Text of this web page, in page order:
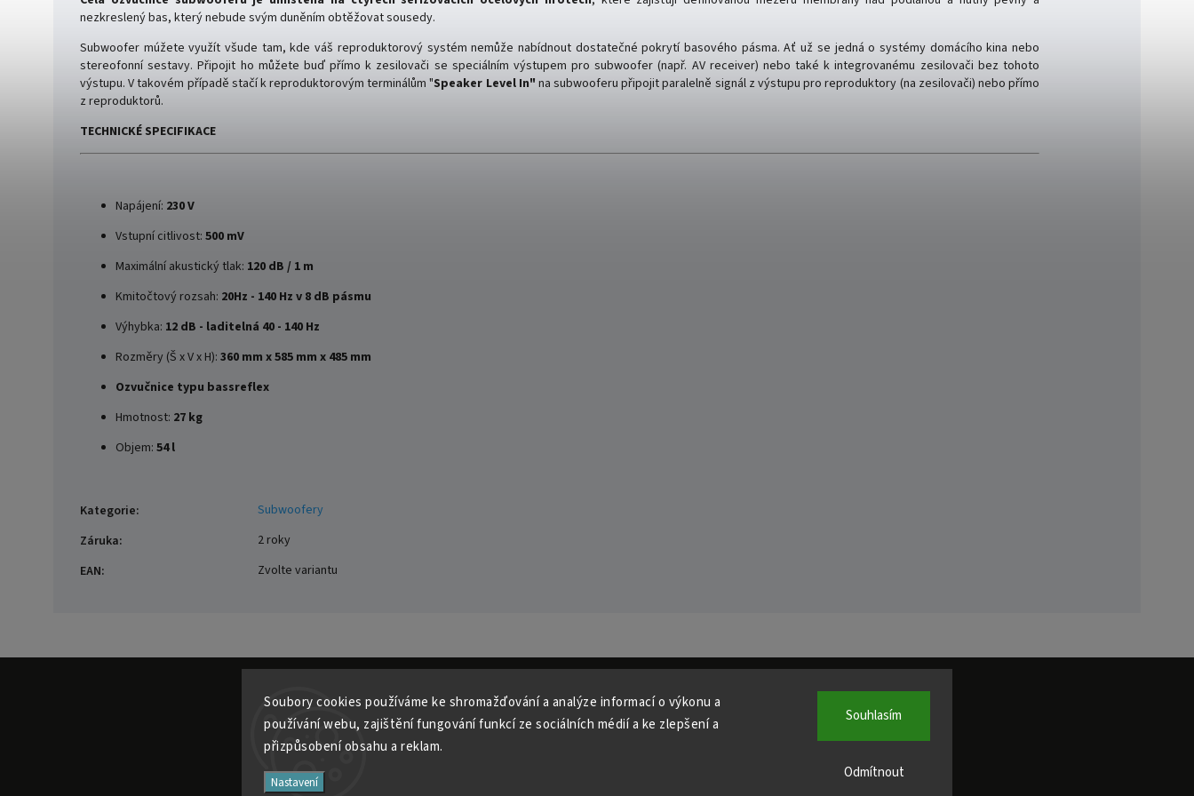
Soubory cookies používáme ke shromažďování a analýze informací o výkonu a
používání webu, zajištění fungování funkcí ze sociálních médií a ke zlepšení a
přizpůsobení obsahu a reklam.
Nastavení
Odmítnout
Souhlasím
nezkreslený bas, který nebude svým duněním obtěžovat sousedy.
Subwoofer múžete využít všude tam, kde váš reproduktorový systém nemůže nabídnout dostatečné pokrytí basového pásma. Ať už se jedná o systémy domácího kina nebo
stereofonní sestavy. Připojit ho můžete buď přímo k zesilovači se speciálním výstupem pro subwoofer (např. AV receiver) nebo také k integrovanému zesilovači bez tohoto
výstupu. V takovém případě stačí k reproduktorovým terminálům "Speaker Level In" na subwooferu připojit paralelně signál z výstupu pro reproduktory (na zesilovači) nebo přímo
z reproduktorů.
TECHNICKÉ SPECIFIKACE
Napájení: 230 V
Vstupní citlivost: 500 mV
Maximální akustický tlak: 120 dB / 1 m
Kmitočtový rozsah: 20Hz - 140 Hz v 8 dB pásmu
Výhybka: 12 dB - laditelná 40 - 140 Hz
Rozměry (Š x V x H): 360 mm x 585 mm x 485 mm
Ozvučnice typu bassreflex
Hmotnost: 27 kg
Objem: 54 l
Kategorie:
Subwoofery
Záruka:
2 roky
EAN: Zvolte variantu
Copyright 2026 Studio Špalíček. Všechna práva vyhrazena.